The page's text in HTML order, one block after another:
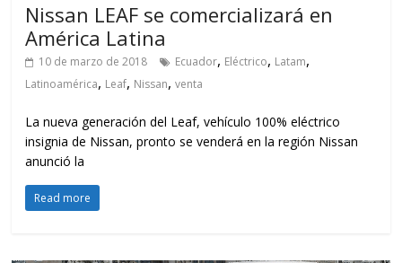
Nissan LEAF se comercializará en
América Latina
10 de marzo de 2018 Ecuador, Eléctrico, Latam,
Latinoamérica, Leaf, Nissan,venta
La nueva generación del Leaf, vehículo 100% eléctrico
insignia de Nissan, pronto se venderá en la región Nissan
anunció la
Read more